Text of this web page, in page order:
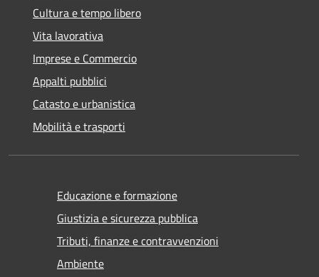
Cultura e tempo libero
Vita lavorativa
Imprese e Commercio
Appalti pubblici
Catasto e urbanistica
Mobilità e trasporti
Educazione e formazione
Giustizia e sicurezza pubblica
Tributi, finanze e contravvenzioni
Ambiente